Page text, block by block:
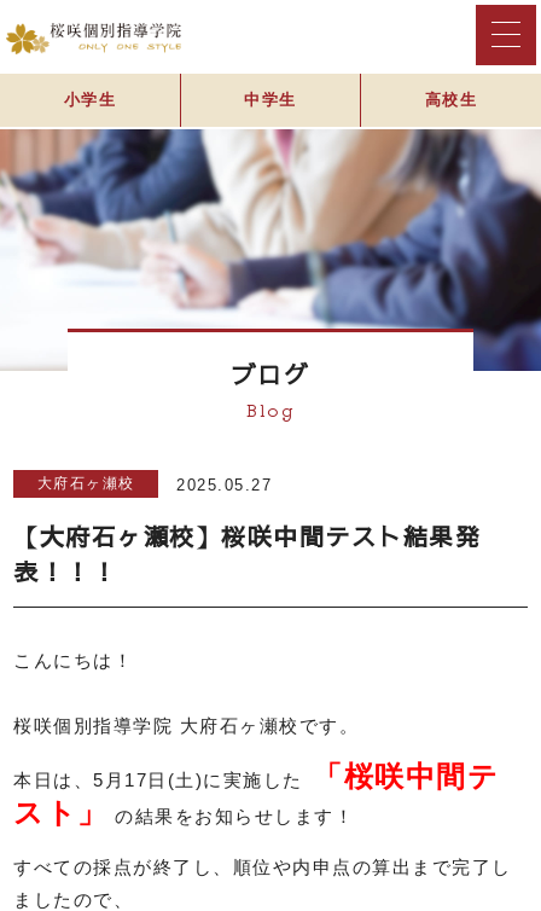
小学生 中学生 高校生
ブログ
Blog
大府石ヶ瀬校 2025.05.27
【大府石ヶ瀬校】桜咲中間テスト結果発
表！！！
こんにちは！
桜咲個別指導学院 大府石ヶ瀬校です。
本日は、5月17日(土)に実施した
「桜咲中間テ
スト」
の結果をお知らせします！
すべての採点が終了し、順位や内申点の算出まで完了し
ましたので、